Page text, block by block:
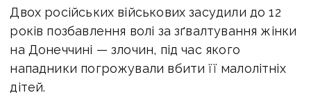
Двох російських військових засудили до 12
років позбавлення волі за зґвалтування жінки
на Донеччині — злочин, під час якого
нападники погрожували вбити її малолітніх
дітей.